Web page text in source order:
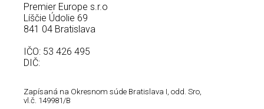
Premier Europe s.r.o
Líščie Údolie 69
841 04 Bratislava
IČO: 53 426 495
DIČ:
Zapísaná na Okresnom súde Bratislava I, odd. Sro,
vl.č. 149981/B